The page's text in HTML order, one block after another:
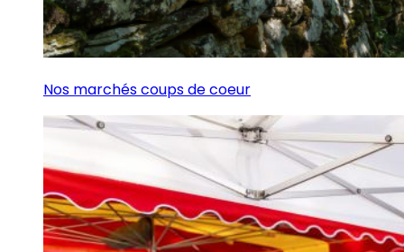
Nos marchés coups de coeur